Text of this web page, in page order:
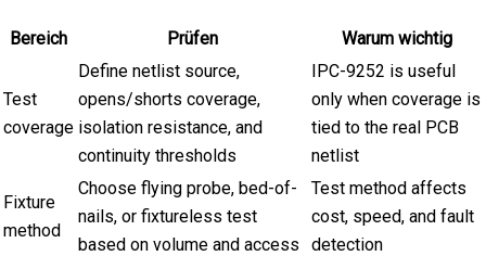
Bereich Prüfen Warum wichtig
Test
coverage
Define netlist source,
opens/shorts coverage,
isolation resistance, and
continuity thresholds
IPC-9252 is useful
only when coverage is
tied to the real PCB
netlist
Fixture
method
Choose flying probe, bed-of-
nails, or fixtureless test
based on volume and access
Test method affects
cost, speed, and fault
detection